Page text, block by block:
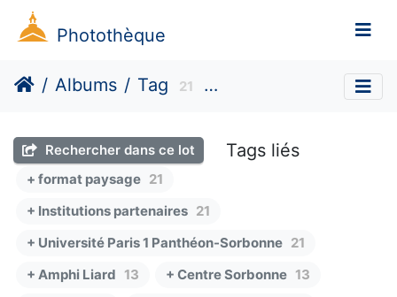
Photothèque
Albums Tag 21
Rechercher dans ce lot Tags liés
+ format paysage 21
+ Institutions partenaires 21
+ Université Paris 1 Panthéon-Sorbonne 21
+ Amphi Liard 13 + Centre Sorbonne 13